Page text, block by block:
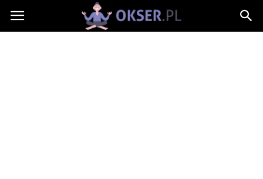
Okser.pl